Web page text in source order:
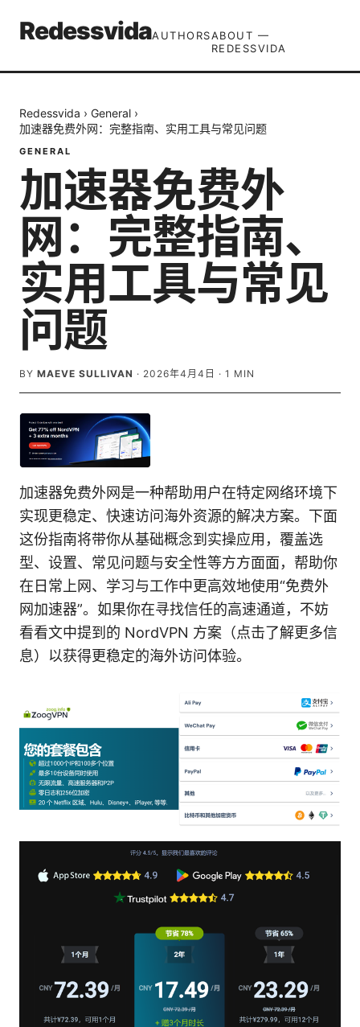
RedessvidaAUTHORSABOUT —
REDESSVIDA
Redessvida › General ›
加速器免费外网：完整指南、实用工具与常见问题
GENERAL
加速器免费外
网：完整指南、
实用工具与常见
问题
BY MAEVE SULLIVAN · 2026年4月4日 · 1 MIN
加速器免费外网是一种帮助用户在特定网络环境下
实现更稳定、快速访问海外资源的解决方案。下面
这份指南将带你从基础概念到实操应用，覆盖选
型、设置、常见问题与安全性等方方面面，帮助你
在日常上网、学习与工作中更高效地使用“免费外
网加速器”。如果你在寻找信任的高速通道，不妨
看看文中提到的 NordVPN 方案（点击了解更多信
息）以获得更稳定的海外访问体验。